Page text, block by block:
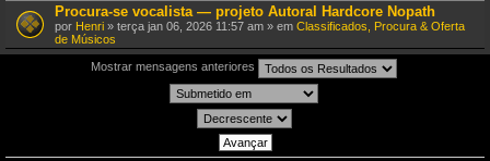
Procura-se vocalista — projeto Autoral Hardcore Nopath
por Henri » terça jan 06, 2026 11:57 am » em Classificados, Procura & Oferta
de Músicos
Mostrar mensagens anteriores